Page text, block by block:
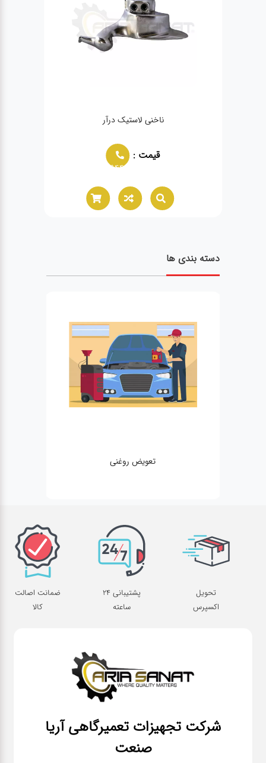
ناخنی لاستیک درآر
قیمت :
02166021944
دسته بندی ها
تعویض روغنی
تحویل
اکسپرس
پشتیبانی 24
ساعته
ضمانت اصالت
کالا
شرکت تجهیزات تعمیرگاهی آریا
صنعت